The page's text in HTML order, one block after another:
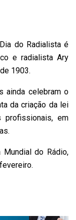
do Radialista é
e radialista Ary
1903.
ainda celebram o
da criação da lei
em
do Rádio,